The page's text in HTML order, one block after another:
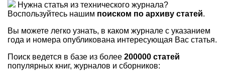
Нужна статья из технического журнала?
Воспользуйтесь нашим поиском по архиву статей.
Вы можете легко узнать, в каком журнале с указанием
года и номера опубликована интересующая Вас статья.
Поиск ведется в базе из более 200000 статей
популярных книг, журналов и сборников: